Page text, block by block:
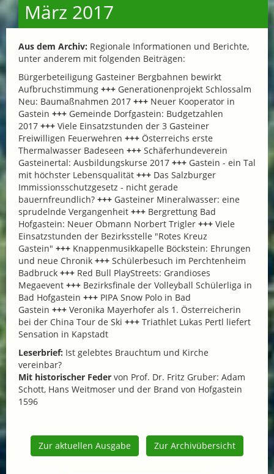
März 2017
Aus dem Archiv: Regionale Informationen und Berichte,
unter anderem mit folgenden Beiträgen:
Bürgerbeteiligung Gasteiner Bergbahnen bewirkt
Aufbruchstimmung +++ Generationenprojekt Schlossalm
Neu: Baumaßnahmen 2017 +++ Neuer Kooperator in
Gastein +++ Gemeinde Dorfgastein: Budgetzahlen
2017 +++ Viele Einsatzstunden der 3 Gasteiner
Freiwilligen Feuerwehren +++ Österreichs erste
Thermalwasser Badeseen +++ Schäferhundeverein
Gasteinertal: Ausbildungskurse 2017 +++ Gastein - ein Tal
mit höchster Lebensqualität +++ Das Salzburger
Immissionsschutzgesetz - nicht gerade
bauernfreundlich? +++ Gasteiner Mineralwasser: eine
sprudelnde Vergangenheit +++ Bergrettung Bad
Hofgastein: Neuer Obmann Norbert Trigler +++ Viele
Einsatzstunden der Bezirksstelle "Rotes Kreuz
Gastein" +++ Knappenmusikkapelle Böckstein: Ehrungen
und neue Chronik +++ Schülerbesuch im Perchtenheim
Badbruck +++ Red Bull PlayStreets: Grandioses
Megaevent +++ Bezirksfinale der Volleyball Schülerliga in
Bad Hofgastein +++ PIPA Snow Polo in Bad
Gastein +++ Veronika Mayerhofer als 1. Österreicherin
bei der China Tour de Ski +++ Triathlet Lukas Pertl liefert
Sensation in Kapstadt
Leserbrief: Ist gelebtes Brauchtum und Kirche
vereinbar?
Mit historischer Feder von Prof. Dr. Fritz Gruber: Adam
Schott, Hans Weitmoser und der Brand von Hofgastein
1596
Zur aktuellen Ausgabe Zur Archivübersicht